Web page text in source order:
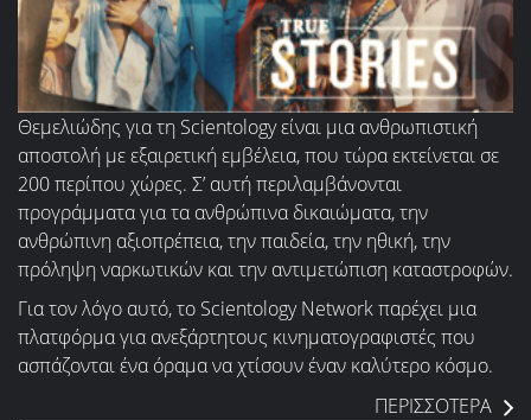
Θεμελιώδης για τη Scientology είναι μια ανθρωπιστική
αποστολή με εξαιρετική εμβέλεια, που τώρα εκτείνεται σε
200 περίπου χώρες. Σ’ αυτή περιλαμβάνονται
προγράμματα για τα ανθρώπινα δικαιώματα, την
ανθρώπινη αξιοπρέπεια, την παιδεία, την ηθική, την
πρόληψη ναρκωτικών και την αντιμετώπιση καταστροφών.
Για τον λόγο αυτό, το Scientology Network παρέχει μια
πλατφόρμα για ανεξάρτητους κινηματογραφιστές που
ασπάζονται ένα όραμα να χτίσουν έναν καλύτερο κόσμο.
ΠΕΡΙΣΣΟΤΕΡΑ